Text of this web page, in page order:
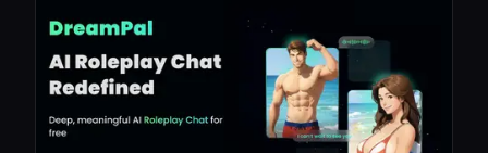
हमारे बारे में